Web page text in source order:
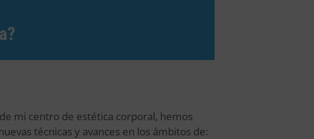
mi centro de estética corporal, hemos
técnicas y avances en los ámbitos de: